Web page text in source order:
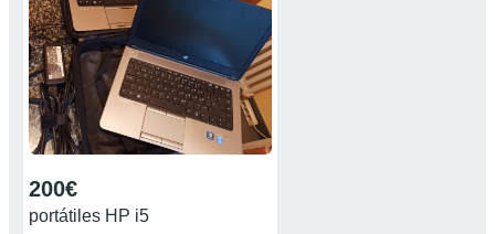
200€
portátiles HP i5